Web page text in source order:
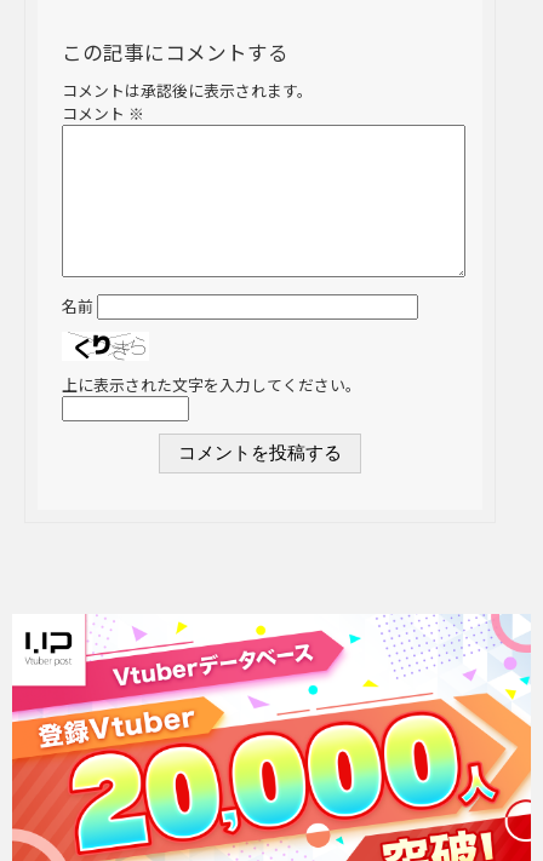
この記事にコメントする
コメントは承認後に表示されます。
コメント ※
名前
上に表示された文字を入力してください。